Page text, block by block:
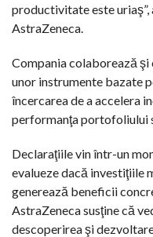
productivitate este
AstraZeneca.
Compania colaborează
unor instrumente bazate
încercarea de a accelera
performanţa portofoliului
Declaraţiile vin într-un
evalueze dacă investiţiile
generează beneficii
AstraZeneca susţine că
descoperirea şi